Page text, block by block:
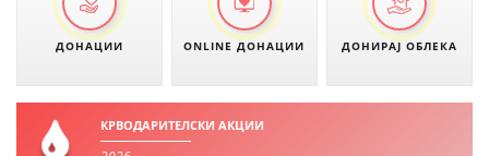
СТРАТЕГИИ
ДОНАЦИИ ONLINE ДОНАЦИИ ДОНИРАЈ ОБЛЕКА
КРВОДАРИТЕЛСКИ АКЦИИ